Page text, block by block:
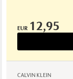
EUR 12,95
CALVIN KLEIN